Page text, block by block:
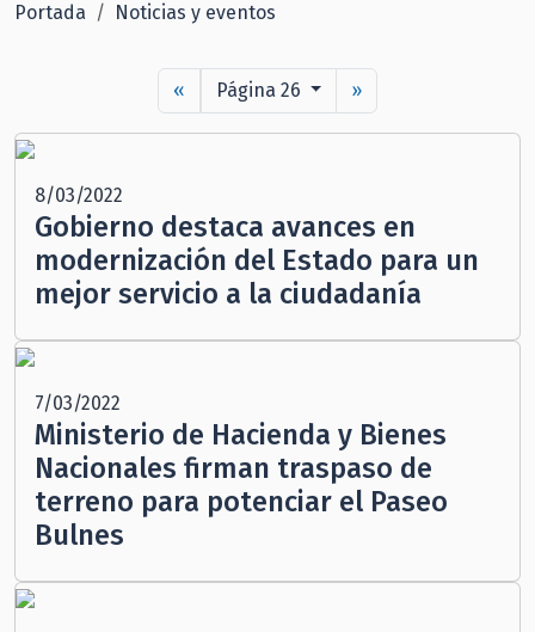
Portada Noticias y eventos
« Página 26 »
8/03/2022
Gobierno destaca avances en
modernización del Estado para un
mejor servicio a la ciudadanía
7/03/2022
Ministerio de Hacienda y Bienes
Nacionales firman traspaso de
terreno para potenciar el Paseo
Bulnes